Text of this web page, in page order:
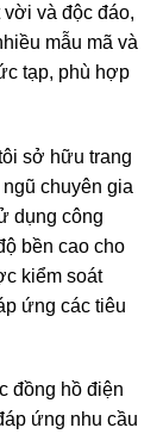
và độc đáo,
mẫu mã và
tạp, phù hợp
sở hữu trang
chuyên gia
dụng công
bền cao cho
kiểm soát
ứng các tiêu
đồng hồ điện
ứng nhu cầu